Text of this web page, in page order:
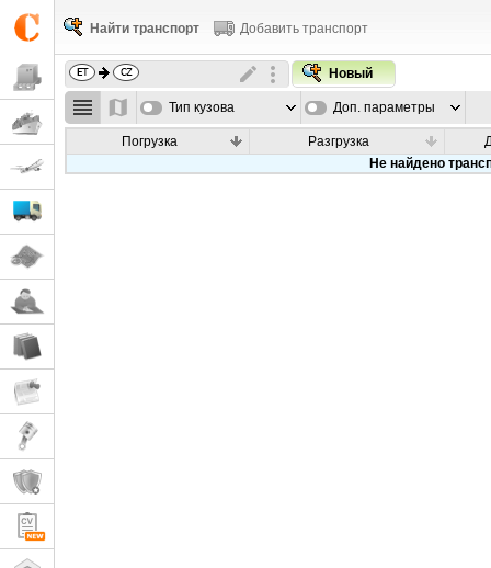
Найти транспорт Добавить транспорт
Новый
Тип кузова Доп. параметры
Погрузка Разгрузка
Не найдено